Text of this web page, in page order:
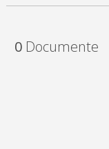
0 Documente